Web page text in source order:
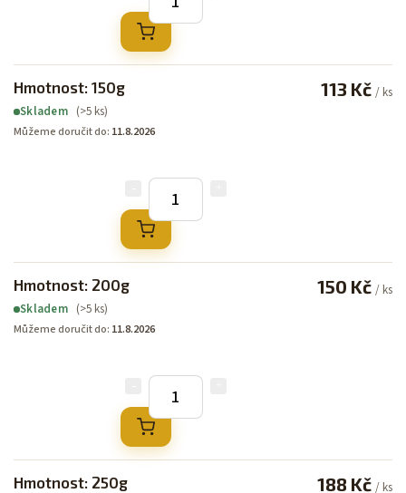
Hmotnost: 150g
Skladem (>5 ks)
Můžeme doručit do: 11.8.2026
113 Kč / ks
Hmotnost: 200g
Skladem (>5 ks)
Můžeme doručit do: 11.8.2026
150 Kč / ks
Hmotnost: 250g 188 Kč / ks